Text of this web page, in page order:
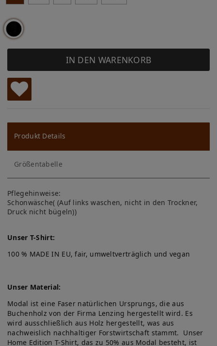
IN DEN WARENKORB
W
u
ns
ch
lis
te
Produkt Details
Größentabelle
Pflegehinweise:
Schonwäsche( (Auf links waschen, nicht in den Trockner,
Druck nicht bügeln))
Unser T-Shirt:
100 % MADE IN EU, fair, umweltverträglich und vegan
Unser Material:
Modal ist eine Faser natürlichen Ursprungs, die aus
Buchenholz von der Firma Lenzing hergestellt wird. Es
wird ausschließlich aus Holz hergestellt, was aus
nachweislich nachhaltiger Forstwirtschaft stammt. Unser
Home Edition T-Shirt, das zu 50% aus Modal besteht, ist